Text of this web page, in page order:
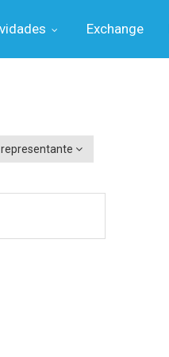
Exchange